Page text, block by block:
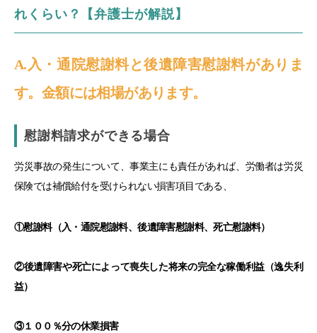
れくらい？【弁護士が解説】
A.入・通院慰謝料と後遺障害慰謝料がありま
す。金額には相場があります。
慰謝料請求ができる場合
労災事故の発生について、事業主にも責任があれば、労働者は労災
保険では補償給付を受けられない損害項目である、
①慰謝料（入・通院慰謝料、後遺障害慰謝料、死亡慰謝料）
②後遺障害や死亡によって喪失した将来の完全な稼働利益（逸失利
益）
③１００％分の休業損害